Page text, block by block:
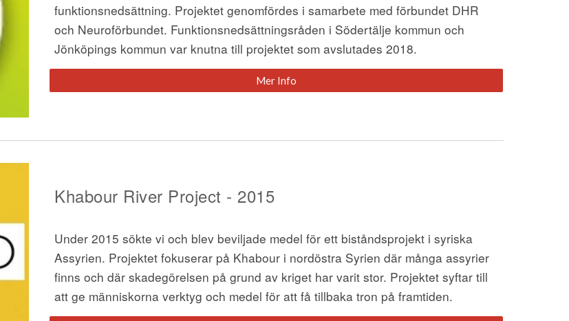
funktionsnedsättning. Projektet genomfördes i samarbete med förbundet DHR
och Neuroförbundet. Funktionsnedsättningsråden i Södertälje kommun och
Jönköpings kommun var knutna till projektet som avslutades 2018.
Mer Info
Khabour River Project - 2015
Under 2015 sökte vi och blev beviljade medel för ett biståndsprojekt i syriska
Assyrien. Projektet fokuserar på Khabour i nordöstra Syrien där många assyrier
finns och där skadegörelsen på grund av kriget har varit stor. Projektet syftar till
att ge människorna verktyg och medel för att få tillbaka tron på framtiden.